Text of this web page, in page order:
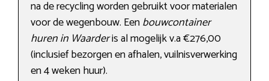
na de recycling worden gebruikt voor materialen
voor de wegenbouw. Eenbouwcontainer
huren in Waarderis al mogelijk v.a €276,00
(inclusief bezorgen en afhalen, vuilnisverwerking
en 4 weken huur).